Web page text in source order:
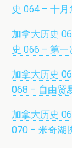
史 064 – 十月
加拿大历史
史 066 – 第
加拿大历史
068 – 自由贸
加拿大历史
070 – 米奇湖